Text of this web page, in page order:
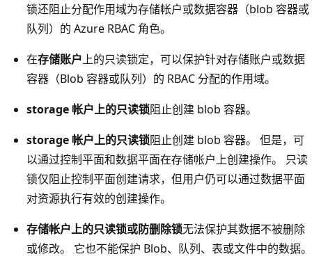
锁还阻止分配作用域为存储帐户或数据容器（blob 容器或
队列）的 Azure RBAC 角色。
在存储账户上的只读锁定，可以保护针对存储账户或数据
容器（Blob 容器或队列）的 RBAC 分配的作用域。
storage 帐户上的只读锁阻止创建 blob 容器。
storage 帐户上的只读锁阻止创建 blob 容器。 但是，可
以通过控制平面和数据平面在存储帐户上创建操作。 只读
锁仅阻止控制平面创建请求，但用户仍可以通过数据平面
对资源执行有效的创建操作。
存储帐户上的只读锁或防删除锁无法保护其数据不被删除
或修改。 它也不能保护 Blob、队列、表或文件中的数据。